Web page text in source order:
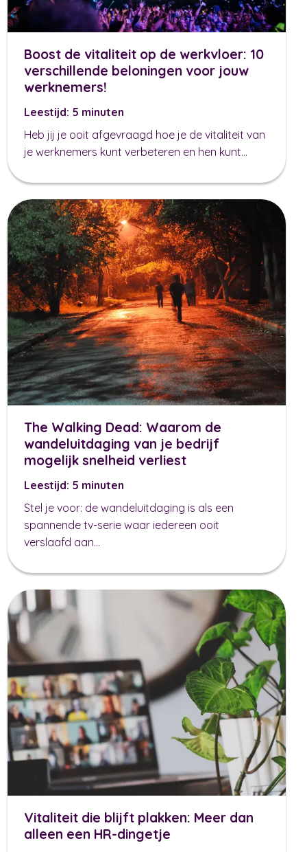
Boost de vitaliteit op de werkvloer: 10
verschillende beloningen voor jouw
werknemers!
Leestijd: 5 minuten
Heb jij je ooit afgevraagd hoe je de vitaliteit van
je werknemers kunt verbeteren en hen kunt...
The Walking Dead: Waarom de
wandeluitdaging van je bedrijf
mogelijk snelheid verliest
Leestijd: 5 minuten
Stel je voor: de wandeluitdaging is als een
spannende tv-serie waar iedereen ooit
verslaafd aan...
Vitaliteit die blijft plakken: Meer dan
alleen een HR-dingetje